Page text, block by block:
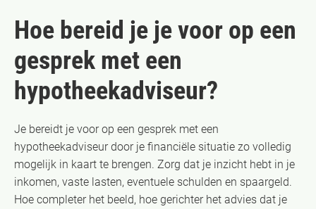
Hoe bereid je je voor op een
gesprek met een
hypotheekadviseur?
Je bereidt je voor op een gesprek met een
hypotheekadviseur door je financiële situatie zo volledig
mogelijk in kaart te brengen. Zorg dat je inzicht hebt in je
inkomen, vaste lasten, eventuele schulden en spaargeld.
Hoe completer het beeld, hoe gerichter het advies dat je